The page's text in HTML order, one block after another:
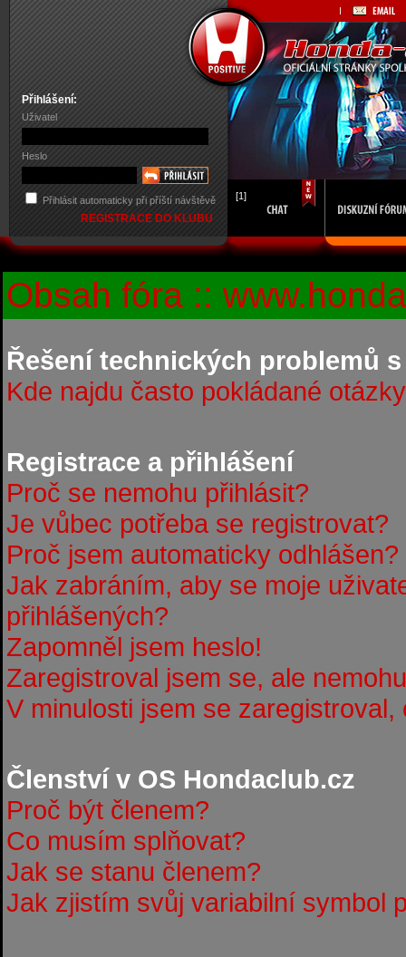
Přihlášení:
Uživatel
Heslo
Přihlásit automaticky při příští návštěvě
REGISTRACE DO KLUBU
[1]
Obsah fóra ::
Řešení technických problemů
Kde najdu často pokládané
Registrace a přihlášení
Proč se nemohu přihlásit?
Je vůbec potřeba se registrovat?
Proč jsem automaticky odhlášen?
Jak zabráním, aby se moje
přihlášených?
Zapomněl jsem heslo!
Zaregistroval jsem se, ale
V minulosti jsem se
Členství v OS Hondaclub.cz
Proč být členem?
Co musím splňovat?
Jak se stanu členem?
Jak zjistím svůj variabilní symbol